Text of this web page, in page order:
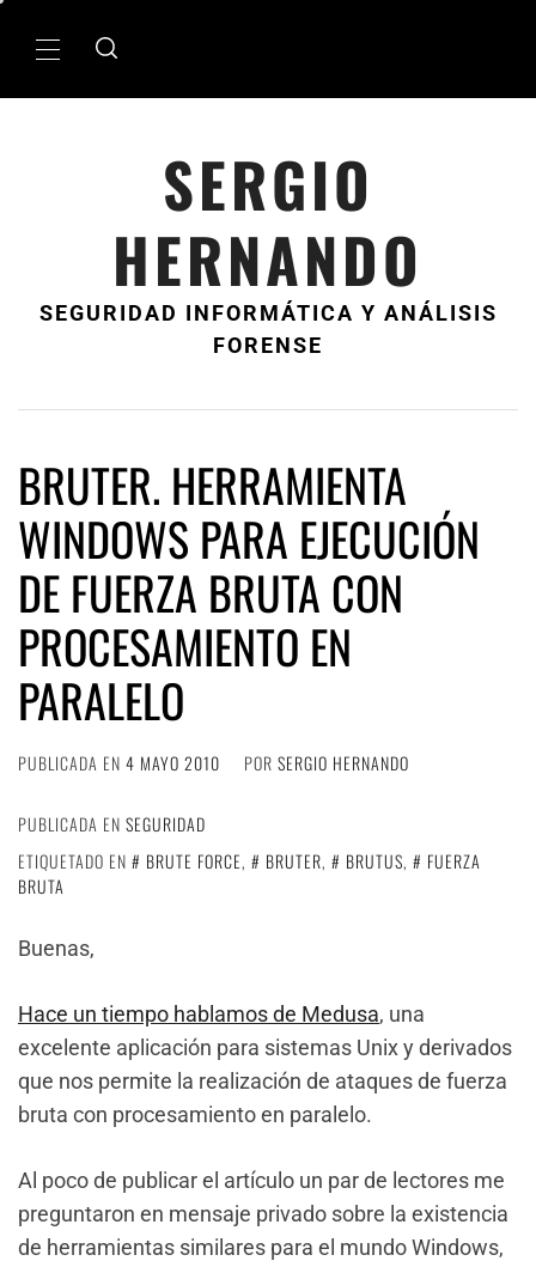
MenÃº
SERGIO
HERNANDO
SEGURIDAD INFORMÁTICA Y ANÁLISIS
FORENSE
BRUTER. HERRAMIENTA
WINDOWS PARA EJECUCIÓN
DE FUERZA BRUTA CON
PROCESAMIENTO EN
PARALELO
PUBLICADA EN 4 MAYO 2010 POR SERGIO HERNANDO
PUBLICADA EN SEGURIDAD
ETIQUETADO EN
BRUTE FORCE, BRUTER, BRUTUS,
FUERZA
BRUTA
Buenas,
Hace un tiempo hablamos de Medusa, una
excelente aplicación para sistemas Unix y derivados
que nos permite la realización de ataques de fuerza
bruta con procesamiento en paralelo.
Al poco de publicar el artículo un par de lectores me
preguntaron en mensaje privado sobre la existencia
de herramientas similares para el mundo Windows,